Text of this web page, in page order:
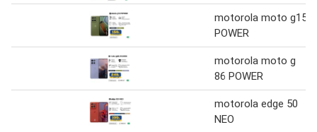
motorola moto g15
POWER
motorola moto g
86 POWER
motorola edge 50
NEO